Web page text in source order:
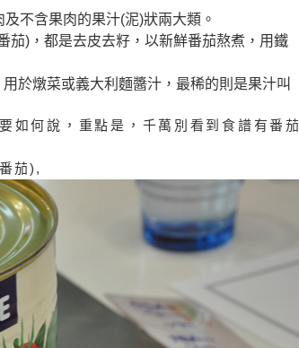
及不含果肉的果汁(泥)狀兩大類。
茄)，都是去皮去籽，以新鮮番茄熬煮，用鐵
用於燉菜或義大利麵醬汁，最稀的則是果汁叫
如何說，重點是，千萬別看到食譜有番茄
茄),